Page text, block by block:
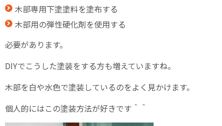
木部専用下塗塗料を塗布する
木部用の弾性硬化剤を使用する
必要があります。
DIYでこうした塗装をする方も増えていますね。
木部を白や水色で塗装しているのをよく見かけます。
個人的にはこの塗装方法が好きです＾＾